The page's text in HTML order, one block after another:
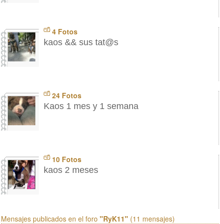
4 Fotos
kaos && sus tat@s
24 Fotos
Kaos 1 mes y 1 semana
10 Fotos
kaos 2 meses
Mensajes publicados en el foro "RyK11" (11 mensajes)